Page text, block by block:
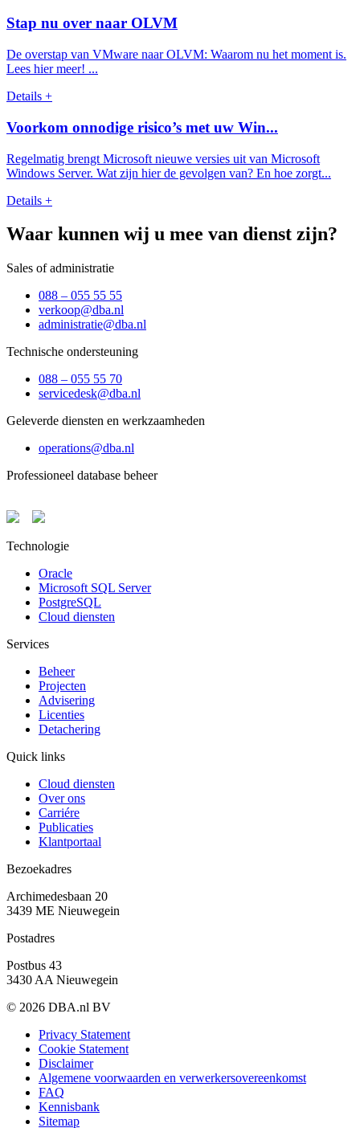
Stap nu over naar OLVM
De overstap van VMware naar OLVM: Waarom nu het moment is.
Lees hier meer! ...
Details +
Voorkom onnodige risico’s met uw Win...
Regelmatig brengt Microsoft nieuwe versies uit van Microsoft
Windows Server. Wat zijn hier de gevolgen van? En hoe zorgt...
Details +
Waar kunnen wij u mee van dienst zijn?
Sales of administratie
088 – 055 55 55
verkoop@dba.nl
administratie@dba.nl
Technische ondersteuning
088 – 055 55 70
servicedesk@dba.nl
Geleverde diensten en werkzaamheden
operations@dba.nl
Professioneel database beheer
Technologie
Oracle
Microsoft SQL Server
PostgreSQL
Cloud diensten
Services
Beheer
Projecten
Advisering
Licenties
Detachering
Quick links
Cloud diensten
Over ons
Carriére
Publicaties
Klantportaal
Bezoekadres
Archimedesbaan 20
3439 ME Nieuwegein
Postadres
Postbus 43
3430 AA Nieuwegein
© 2026 DBA.nl BV
Privacy Statement
Cookie Statement
Disclaimer
Algemene voorwaarden en verwerkersovereenkomst
FAQ
Kennisbank
Sitemap